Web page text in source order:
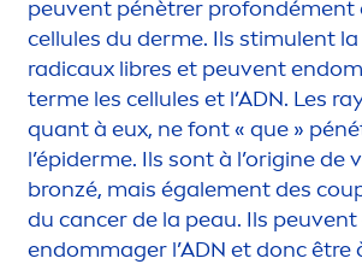
peuvent pénètrer profondément
cellules du derme. Ils stimulent
radicaux libres et peuvent
terme les cellules et l’ADN. Les
quant à eux, ne font « que »
l’épiderme. Ils sont à l’origine de
bronzé, mais également des
du cancer de la peau. Ils
endommager l’ADN et donc être